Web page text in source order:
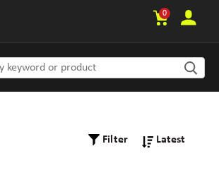
0
Filter